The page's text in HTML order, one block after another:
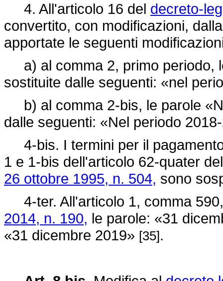
4. All'articolo 16 del decreto-
convertito, con modificazioni,
apportate le seguenti
a) al comma 2, primo periodo,
sostituite dalle seguenti: «nel
b) al comma 2-bis, le parole
dalle seguenti: «Nel periodo
4-bis. I termini per il
1 e 1-bis dell'articolo 62-quater
26 ottobre 1995, n. 504, sono
4-ter. All'articolo 1, comma
2014, n. 190, le parole: «31
«31 dicembre 2019» [35].